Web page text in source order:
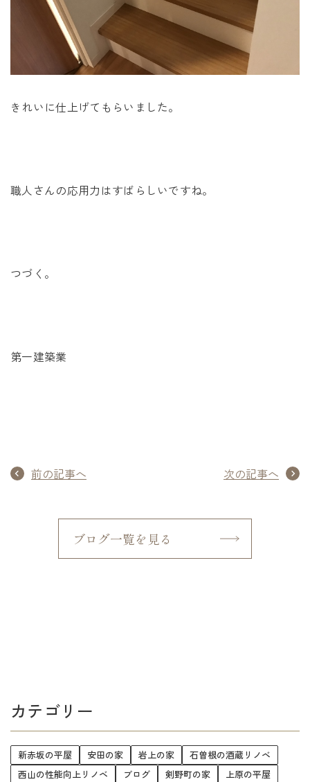
きれいに仕上げてもらいました。
職人さんの応用力はすばらしいですね。
つづく。
第一建築業
前の記事へ 次の記事へ
ブログ一覧を見る
カテゴリー
新赤坂の平屋 安田の家 岩上の家
石曽根の酒蔵リノベ
西山の性能向上リノベ
ブログ 剣野町の家
上原の平屋